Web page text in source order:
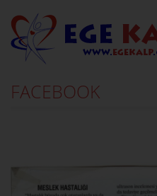
FACEBOOK